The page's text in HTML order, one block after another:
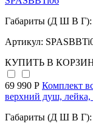
Габариты (Д Ш В Г):
Артикул:
КУПИТЬ В
69 990 Р Комплект
верхний душ,
Габариты (Д Ш В Г):